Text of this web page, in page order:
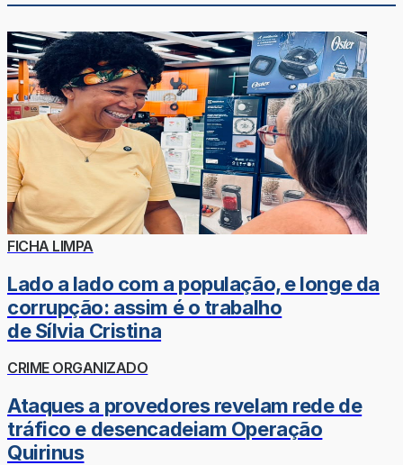
FICHA LIMPA
Lado a lado com a população, e longe da
corrupção: assim é o trabalho
de Sílvia Cristina
CRIME ORGANIZADO
Ataques a provedores revelam rede de
tráfico e desencadeiam Operação
Quirinus